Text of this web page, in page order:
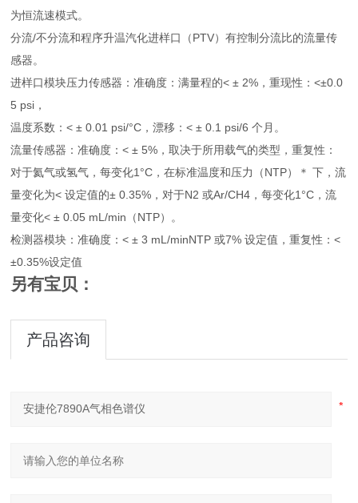
为恒流速模式。
分流/不分流和程序升温汽化进样口（PTV）有控制分流比的流量传
感器。
进样口模块压力传感器：准确度：满量程的< ± 2%，重现性：<±0.0
5 psi，
温度系数：< ± 0.01 psi/°C，漂移：< ± 0.1 psi/6 个月。
流量传感器：准确度：< ± 5%，取决于所用载气的类型，重复性：
对于氦气或氢气，每变化1°C，在标准温度和压力（NTP）＊ 下，流
量变化为< 设定值的± 0.35%，对于N2 或Ar/CH4，每变化1°C，流
量变化< ± 0.05 mL/min（NTP）。
检测器模块：准确度：< ± 3 mL/minNTP 或7% 设定值，重复性：<
±0.35%设定值
另有宝贝：
产品咨询